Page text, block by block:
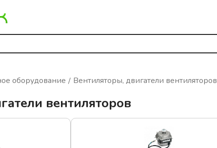
оборудование Вентиляторы, двигатели вентиляторов
вентиляторов